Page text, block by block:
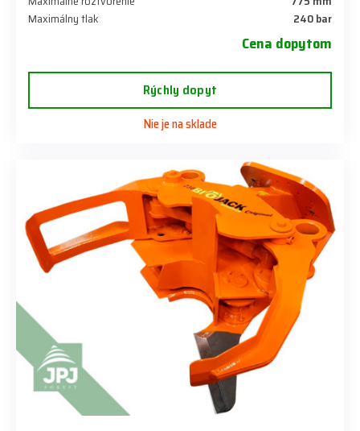
Maximálny tlak
240 bar
Cena dopytom
Rýchly dopyt
Nie je na sklade